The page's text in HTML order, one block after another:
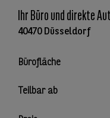
Ihr Büro und direkte
40470 Düsseldorf
Bürofläche
Teilbar ab